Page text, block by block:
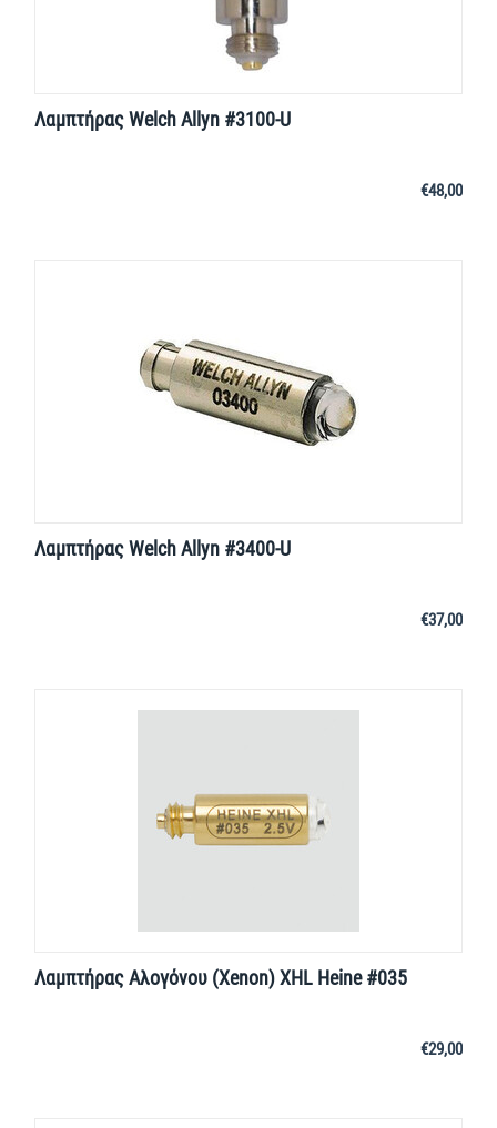
Λαμπτήρας Welch Allyn #3100-U
€48,00
Λαμπτήρας Welch Allyn #3400-U
€37,00
Λαμπτήρας Αλογόνου (Xenon) XHL Heine #035
€29,00